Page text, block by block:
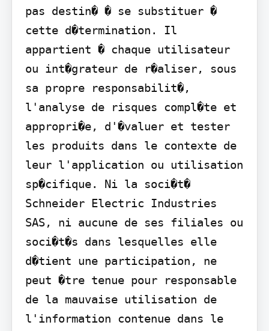
pas destin� � se substituer �
cette d�termination. Il
appartient � chaque utilisateur
ou int�grateur de r�aliser, sous
sa propre responsabilit�,
l'analyse de risques compl�te et
appropri�e, d'�valuer et tester
les produits dans le contexte de
leur l'application ou utilisation
sp�cifique. Ni la soci�t�
Schneider Electric Industries
SAS, ni aucune de ses filiales ou
soci�t�s dans lesquelles elle
d�tient une participation, ne
peut �tre tenue pour responsable
de la mauvaise utilisation de
l'information contenue dans le